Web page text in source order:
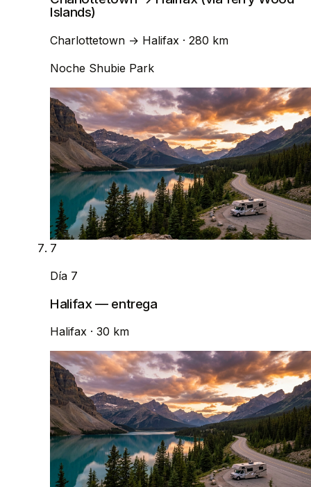
Islands)
Charlottetown → Halifax · 280 km
Noche Shubie Park
7
Día 7
Halifax — entrega
Halifax · 30 km